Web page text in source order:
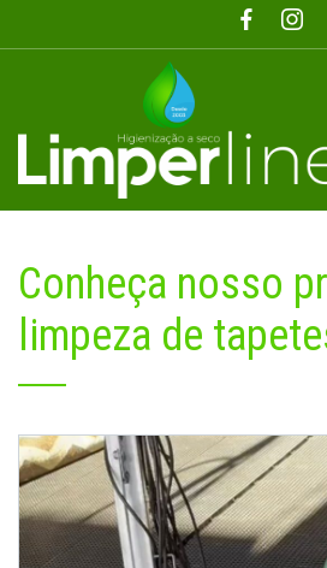
Conheça nosso
limpeza de